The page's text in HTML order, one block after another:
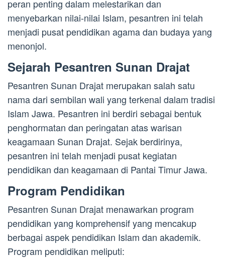
peran penting dalam melestarikan dan
menyebarkan nilai-nilai Islam, pesantren ini telah
menjadi pusat pendidikan agama dan budaya yang
menonjol.
Sejarah Pesantren Sunan Drajat
Pesantren Sunan Drajat merupakan salah satu
nama dari sembilan wali yang terkenal dalam tradisi
Islam Jawa. Pesantren ini berdiri sebagai bentuk
penghormatan dan peringatan atas warisan
keagamaan Sunan Drajat. Sejak berdirinya,
pesantren ini telah menjadi pusat kegiatan
pendidikan dan keagamaan di Pantai Timur Jawa.
Program Pendidikan
Pesantren Sunan Drajat menawarkan program
pendidikan yang komprehensif yang mencakup
berbagai aspek pendidikan Islam dan akademik.
Program pendidikan meliputi: